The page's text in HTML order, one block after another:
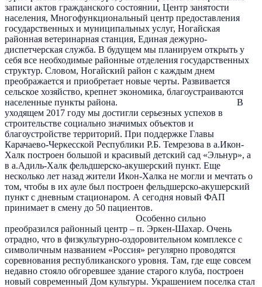
записи актов гражданского состоянии, Центр занятости
населения, Многофункциональный центр предоставления
государственных и муниципальных услуг, Ногайская
районная ветеринарная станция, Единая дежурно-
диспетчерская служба. В будущем мы планируем открыть у
себя все необходимые районные отделения государственных
структур. Словом, Ногайский район с каждым днем
преображается и приобретает новые черты. Развивается
сельское хозяйство, крепнет экономика, благоустраиваются
населенные пункты района. В
уходящем 2017 году мы достигли серьезных успехов в
строительстве социально значимых объектов и
благоустройстве территорий. При поддержке Главы
Карачаево-Черкесской Республики Р.Б. Темрезова в а.Икон-
Халк построен большой и красивый детский сад «Эльнур», а
в а.Адиль-Халк фельдшерско-акушерский пункт. Еще
несколько лет назад жители Икон-Халка не могли и мечтать о
том, чтобы в их ауле был построен фельдшерско-акушерский
пункт с дневным стационаром. А сегодня новый ФАП
принимает в смену до 50 пациентов.
Особенно сильно
преобразился районный центр – п. Эркен-Шахар. Очень
отрадно, что в физкультурно-оздоровительном комплексе с
символичным названием «Россия» регулярно проводятся
соревнования республиканского уровня. Там, где еще совсем
недавно стояло обгоревшее здание старого клуба, построен
новый современный Дом культуры. Украшением поселка стал